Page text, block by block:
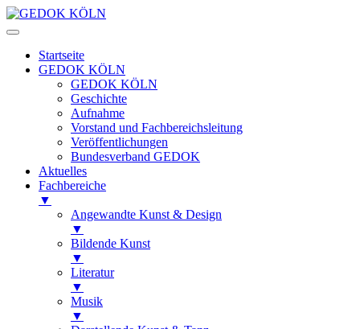
Startseite
GEDOK KÖLN
GEDOK KÖLN
Geschichte
Aufnahme
Vorstand und Fachbereichsleitung
Veröffentlichungen
Bundesverband GEDOK
Aktuelles
Fachbereiche
▼
Angewandte Kunst & Design
▼
Bildende Kunst
▼
Literatur
▼
Musik
▼